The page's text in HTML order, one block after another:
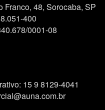
Franco, 48, Sorocaba, SP
400
0001-08
15 9 8129-4041